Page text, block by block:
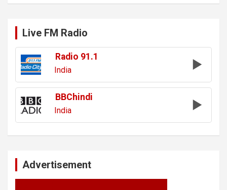
Live FM Radio
Radio 91.1
India
BBChindi
India
Advertisement